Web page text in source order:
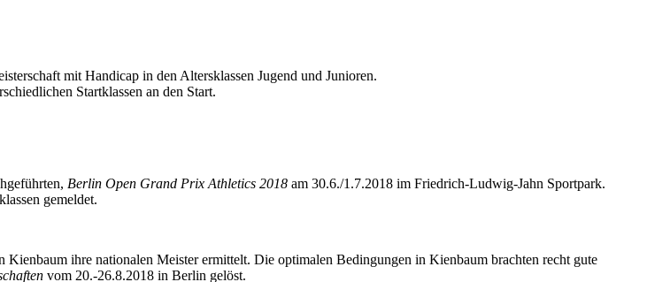
mit Handicap in den Altersklassen Jugend und Junioren.
Startklassen an den Start.
Berlin Open Grand Prix Athletics 2018 am 30.6./1.7.2018 im Friedrich-Ludwig-Jahn Sportpark.
gemeldet.
ihre nationalen Meister ermittelt. Die optimalen Bedingungen in Kienbaum brachten recht gute
vom 20.-26.8.2018 in Berlin gelöst.